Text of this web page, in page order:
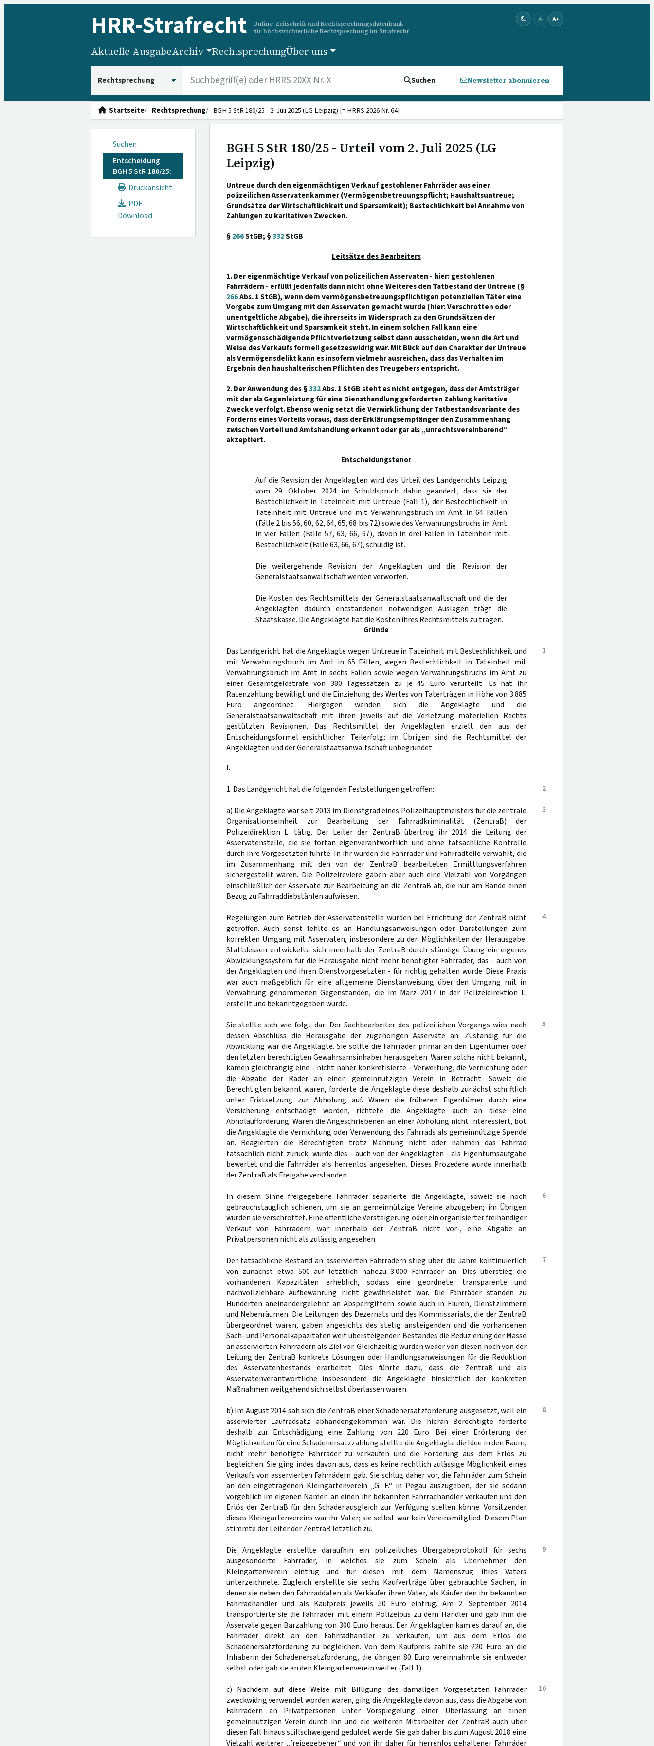
HRR-Strafrecht
Online-Zeitschrift und Rechtsprechungsdatenbank
für höchstrichterliche Rechtsprechung im Strafrecht
A- A+
Aktuelle AusgabeArchiv RechtsprechungÜber uns
Suchen Newsletter abonnieren
Startseite Rechtsprechung BGH 5 StR 180/25 - 2. Juli 2025 (LG Leipzig) [= HRRS 2026 Nr. 64]
Suchen
Entscheidung
BGH 5 StR 180/25:
Druckansicht
PDF-
Download
BGH 5 StR 180/25 - Urteil vom 2. Juli 2025 (LG
Leipzig)
Untreue durch den eigenmächtigen Verkauf gestohlener Fahrräder aus einer
polizeilichen Asservatenkammer (Vermögensbetreuungspflicht; Haushaltsuntreue;
Grundsätze der Wirtschaftlichkeit und Sparsamkeit); Bestechlichkeit bei Annahme von
Zahlungen zu karitativen Zwecken.
§266StGB; §332StGB
Leitsätze des Bearbeiters
1. Der eigenmächtige Verkauf von polizeilichen Asservaten - hier: gestohlenen
Fahrrädern - erfüllt jedenfalls dann nicht ohne Weiteres den Tatbestand der Untreue (§
266Abs. 1 StGB), wenn dem vermögensbetreuungspflichtigen potenziellen Täter eine
Vorgabe zum Umgang mit den Asservaten gemacht wurde (hier: Verschrotten oder
unentgeltliche Abgabe), die ihrerseits im Widerspruch zu den Grundsätzen der
Wirtschaftlichkeit und Sparsamkeit steht. In einem solchen Fall kann eine
vermögensschädigende Pflichtverletzung selbst dann ausscheiden, wenn die Art und
Weise des Verkaufs formell gesetzeswidrig war. Mit Blick auf den Charakter der Untreue
als Vermögensdelikt kann es insofern vielmehr ausreichen, dass das Verhalten im
Ergebnis den haushalterischen Pflichten des Treugebers entspricht.
2. Der Anwendung des §332Abs. 1 StGB steht es nicht entgegen, dass der Amtsträger
mit der als Gegenleistung für eine Diensthandlung geforderten Zahlung karitative
Zwecke verfolgt. Ebenso wenig setzt die Verwirklichung der Tatbestandsvariante des
Forderns eines Vorteils voraus, dass der Erklärungsempfänger den Zusammenhang
zwischen Vorteil und Amtshandlung erkennt oder gar als „unrechtsvereinbarend“
akzeptiert.
Entscheidungstenor
Auf die Revision der Angeklagten wird das Urteil des Landgerichts Leipzig
vom 29. Oktober 2024 im Schuldspruch dahin geändert, dass sie der
Bestechlichkeit in Tateinheit mit Untreue (Fall 1), der Bestechlichkeit in
Tateinheit mit Untreue und mit Verwahrungsbruch im Amt in 64 Fällen
(Fälle 2 bis 56, 60, 62, 64, 65, 68 bis 72) sowie des Verwahrungsbruchs im Amt
in vier Fällen (Fälle 57, 63, 66, 67), davon in drei Fällen in Tateinheit mit
Bestechlichkeit (Fälle 63, 66, 67), schuldig ist.
Die weitergehende Revision der Angeklagten und die Revision der
Generalstaatsanwaltschaft werden verworfen.
Die Kosten des Rechtsmittels der Generalstaatsanwaltschaft und die der
Angeklagten dadurch entstandenen notwendigen Auslagen trägt die
Staatskasse. Die Angeklagte hat die Kosten ihres Rechtsmittels zu tragen.
Gründe
1
Das Landgericht hat die Angeklagte wegen Untreue in Tateinheit mit Bestechlichkeit und
mit Verwahrungsbruch im Amt in 65 Fällen, wegen Bestechlichkeit in Tateinheit mit
Verwahrungsbruch im Amt in sechs Fällen sowie wegen Verwahrungsbruchs im Amt zu
einer Gesamtgeldstrafe von 380 Tagessätzen zu je 45 Euro verurteilt. Es hat ihr
Ratenzahlung bewilligt und die Einziehung des Wertes von Taterträgen in Höhe von 3.885
Euro angeordnet. Hiergegen wenden sich die Angeklagte und die
Generalstaatsanwaltschaft mit ihren jeweils auf die Verletzung materiellen Rechts
gestützten Revisionen. Das Rechtsmittel der Angeklagten erzielt den aus der
Entscheidungsformel ersichtlichen Teilerfolg; im Übrigen sind die Rechtsmittel der
Angeklagten und der Generalstaatsanwaltschaft unbegründet.
I.
2
1. Das Landgericht hat die folgenden Feststellungen getroffen:
3
a) Die Angeklagte war seit 2013 im Dienstgrad eines Polizeihauptmeisters für die zentrale
Organisationseinheit zur Bearbeitung der Fahrradkriminalität (ZentraB) der
Polizeidirektion L. tätig. Der Leiter der ZentraB übertrug ihr 2014 die Leitung der
Asservatenstelle, die sie fortan eigenverantwortlich und ohne tatsächliche Kontrolle
durch ihre Vorgesetzten führte. In ihr wurden die Fahrräder und Fahrradteile verwahrt, die
im Zusammenhang mit den von der ZentraB bearbeiteten Ermittlungsverfahren
sichergestellt waren. Die Polizeireviere gaben aber auch eine Vielzahl von Vorgängen
einschließlich der Asservate zur Bearbeitung an die ZentraB ab, die nur am Rande einen
Bezug zu Fahrraddiebstählen aufwiesen.
4
Regelungen zum Betrieb der Asservatenstelle wurden bei Errichtung der ZentraB nicht
getroffen. Auch sonst fehlte es an Handlungsanweisungen oder Darstellungen zum
korrekten Umgang mit Asservaten, insbesondere zu den Möglichkeiten der Herausgabe.
Stattdessen entwickelte sich innerhalb der ZentraB durch ständige Übung ein eigenes
Abwicklungssystem für die Herausgabe nicht mehr benötigter Fahrräder, das - auch von
der Angeklagten und ihren Dienstvorgesetzten - für richtig gehalten wurde. Diese Praxis
war auch maßgeblich für eine allgemeine Dienstanweisung über den Umgang mit in
Verwahrung genommenen Gegenständen, die im März 2017 in der Polizeidirektion L.
erstellt und bekanntgegeben wurde.
5
Sie stellte sich wie folgt dar: Der Sachbearbeiter des polizeilichen Vorgangs wies nach
dessen Abschluss die Herausgabe der zugehörigen Asservate an. Zuständig für die
Abwicklung war die Angeklagte. Sie sollte die Fahrräder primär an den Eigentümer oder
den letzten berechtigten Gewahrsamsinhaber herausgeben. Waren solche nicht bekannt,
kamen gleichrangig eine - nicht näher konkretisierte - Verwertung, die Vernichtung oder
die Abgabe der Räder an einen gemeinnützigen Verein in Betracht. Soweit die
Berechtigten bekannt waren, forderte die Angeklagte diese deshalb zunächst schriftlich
unter Fristsetzung zur Abholung auf. Waren die früheren Eigentümer durch eine
Versicherung entschädigt worden, richtete die Angeklagte auch an diese eine
Abholaufforderung. Waren die Angeschriebenen an einer Abholung nicht interessiert, bot
die Angeklagte die Vernichtung oder Verwendung des Fahrrads als gemeinnützige Spende
an. Reagierten die Berechtigten trotz Mahnung nicht oder nahmen das Fahrrad
tatsächlich nicht zurück, wurde dies - auch von der Angeklagten - als Eigentumsaufgabe
bewertet und die Fahrräder als herrenlos angesehen. Dieses Prozedere wurde innerhalb
der ZentraB als Freigabe verstanden.
6
In diesem Sinne freigegebene Fahrräder separierte die Angeklagte, soweit sie noch
gebrauchstauglich schienen, um sie an gemeinnützige Vereine abzugeben; im Übrigen
wurden sie verschrottet. Eine öffentliche Versteigerung oder ein organisierter freihändiger
Verkauf von Fahrrädern war innerhalb der ZentraB nicht vor-, eine Abgabe an
Privatpersonen nicht als zulässig angesehen.
7
Der tatsächliche Bestand an asservierten Fahrrädern stieg über die Jahre kontinuierlich
von zunächst etwa 500 auf letztlich nahezu 3.000 Fahrräder an. Dies überstieg die
vorhandenen Kapazitäten erheblich, sodass eine geordnete, transparente und
nachvollziehbare Aufbewahrung nicht gewährleistet war. Die Fahrräder standen zu
Hunderten aneinandergelehnt an Absperrgittern sowie auch in Fluren, Dienstzimmern
und Nebenräumen. Die Leitungen des Dezernats und des Kommissariats, die der ZentraB
übergeordnet waren, gaben angesichts des stetig ansteigenden und die vorhandenen
Sach- und Personalkapazitäten weit übersteigenden Bestandes die Reduzierung der Masse
an asservierten Fahrrädern als Ziel vor. Gleichzeitig wurden weder von diesen noch von der
Leitung der ZentraB konkrete Lösungen oder Handlungsanweisungen für die Reduktion
des Asservatenbestands erarbeitet. Dies führte dazu, dass die ZentraB und als
Asservatenverantwortliche insbesondere die Angeklagte hinsichtlich der konkreten
Maßnahmen weitgehend sich selbst überlassen waren.
8
b) Im August 2014 sah sich die ZentraB einer Schadenersatzforderung ausgesetzt, weil ein
asservierter Laufradsatz abhandengekommen war. Die hieran Berechtigte forderte
deshalb zur Entschädigung eine Zahlung von 220 Euro. Bei einer Erörterung der
Möglichkeiten für eine Schadenersatzzahlung stellte die Angeklagte die Idee in den Raum,
nicht mehr benötigte Fahrräder zu verkaufen und die Forderung aus dem Erlös zu
begleichen. Sie ging indes davon aus, dass es keine rechtlich zulässige Möglichkeit eines
Verkaufs von asservierten Fahrrädern gab. Sie schlug daher vor, die Fahrräder zum Schein
an den eingetragenen Kleingartenverein „G. F.“ in Pegau auszugeben, der sie sodann
vorgeblich im eigenen Namen an einen ihr bekannten Fahrradhändler verkaufen und den
Erlös der ZentraB für den Schadenausgleich zur Verfügung stellen könne. Vorsitzender
dieses Kleingartenvereins war ihr Vater; sie selbst war kein Vereinsmitglied. Diesem Plan
stimmte der Leiter der ZentraB letztlich zu.
9
Die Angeklagte erstellte daraufhin ein polizeiliches Übergabeprotokoll für sechs
ausgesonderte Fahrräder, in welches sie zum Schein als Übernehmer den
Kleingartenverein eintrug und für diesen mit dem Namenszug ihres Vaters
unterzeichnete. Zugleich erstellte sie sechs Kaufverträge über gebrauchte Sachen, in
denen sie neben den Fahrraddaten als Verkäufer ihren Vater, als Käufer den ihr bekannten
Fahrradhändler und als Kaufpreis jeweils 50 Euro eintrug. Am 2. September 2014
transportierte sie die Fahrräder mit einem Polizeibus zu dem Händler und gab ihm die
Asservate gegen Barzahlung von 300 Euro heraus. Der Angeklagten kam es darauf an, die
Fahrräder direkt an den Fahrradhändler zu verkaufen, um aus dem Erlös die
Schadenersatzforderung zu begleichen. Von dem Kaufpreis zahlte sie 220 Euro an die
Inhaberin der Schadenersatzforderung, die übrigen 80 Euro vereinnahmte sie entweder
selbst oder gab sie an den Kleingartenverein weiter (Fall 1).
10
c) Nachdem auf diese Weise mit Billigung des damaligen Vorgesetzten Fahrräder
zweckwidrig verwendet worden waren, ging die Angeklagte davon aus, dass die Abgabe von
Fahrrädern an Privatpersonen unter Vorspiegelung einer Überlassung an einen
gemeinnützigen Verein durch ihn und die weiteren Mitarbeiter der ZentraB auch über
diesen Fall hinaus stillschweigend geduldet werde. Sie gab daher bis zum August 2018 eine
Vielzahl weiterer „freigegebener“ und von ihr daher für herrenlos gehaltener Fahrräder